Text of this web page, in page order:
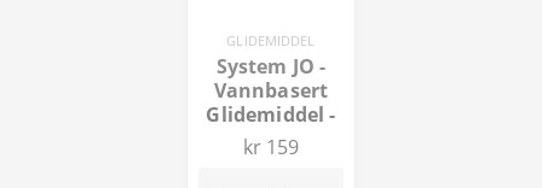
GLIDEMIDDEL
System JO -
Vannbasert
Glidemiddel -
Mojito 60 ml
kr 159